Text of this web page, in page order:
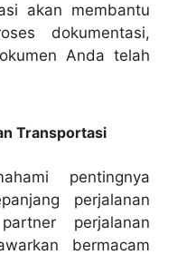
akan membantu
dokumentasi,
Anda telah
Transportasi
pentingnya
perjalanan
perjalanan
bermacam